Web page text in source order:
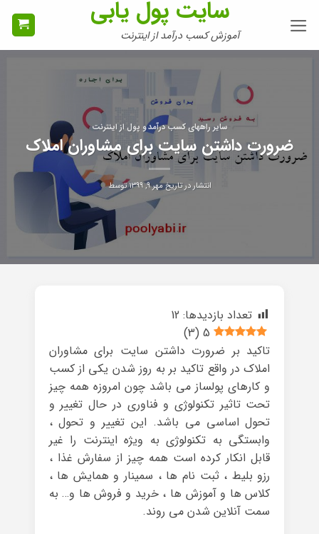
سایت پول یابی
آموزش کسب درآمد از اینترنت
سایر راههای کسب درآمد و پول از اینترنت
ضرورت داشتن سایت برای مشاوران املاک
انتشار در تاریخمهر ۹, ۱۳۹۹ توسط
تعداد بازدیدها: 12
5
(
3
)
تاکید بر ضرورت داشتن سایت برای مشاوران
املاک در واقع تاکید بر به روز شدن یکی از کسب
و کارهای پولساز می باشد چون امروزه همه چیز
تحت تاثیر تکنولوژی و فناوری در حال تغییر و
تحول اساسی می باشد. این تغییر و تحول ،
وابستگی به تکنولوژی به ویژه اینترنت را غیر
قابل انکار کرده است همه چیز از سفارش غذا ،
رزو بلیط ، ثبت نام ها ، سمینار و همایش ها ،
کلاس ها و آموزش ها ، خرید و فروش ها و… به
سمت آنلاین شدن می روند.